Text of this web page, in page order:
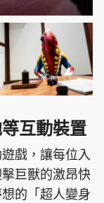
互動裝置
戲，讓每位入
巨獸的激昂快
的「超人變身